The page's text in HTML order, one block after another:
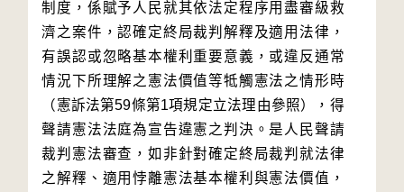
制度，係賦予人民就其依法定程序用盡審級救
濟之案件，認確定終局裁判解釋及適用法律，
有誤認或忽略基本權利重要意義，或違反通常
情況下所理解之憲法價值等牴觸憲法之情形時
（憲訴法第59條第1項規定立法理由參照），得
聲請憲法法庭為宣告違憲之判決。是人民聲請
裁判憲法審查，如非針對確定終局裁判就法律
之解釋、適用悖離憲法基本權利與憲法價值，